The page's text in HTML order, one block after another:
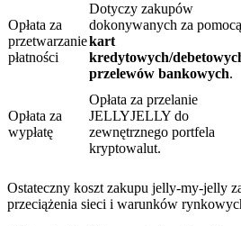
Pożyczki
Usługa pożyczek wspieranych
Opłata za
przetwarzanie
płatności
Dotyczy zakupów
dokonywanych za pomocą
kart
kredytowych/
przelewów bankowych.
Opłata za
wypłatę
Opłata za przelanie
JELLYJELLY do
zewnętrznego portfela
kryptowalut.
Ostateczny koszt zakupu jelly-my-jelly
przeciążenia sieci i warunków